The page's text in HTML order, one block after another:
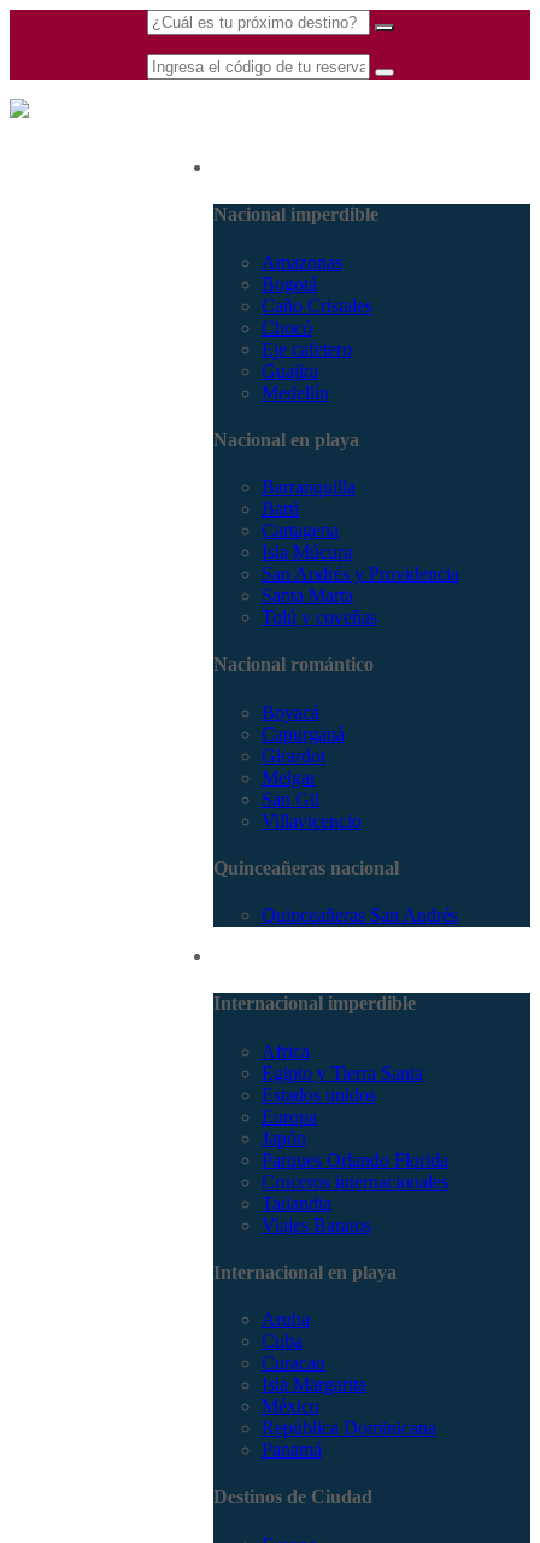
Nacional imperdible
Amazonas
Bogotá
Caño Cristales
Chocó
Eje cafetero
Guajira
Medellín
Nacional en playa
Barranquilla
Barú
Cartagena
Isla Múcura
San Andrés y Providencia
Santa Marta
Tolú y coveñas
Nacional romántico
Boyacá
Capurganá
Girardot
Melgar
San Gil
Villavicencio
Quinceañeras nacional
Quinceañeras San Andrés
Internacional imperdible
Africa
Egipto y Tierra Santa
Estados unidos
Europa
Japón
Parques Orlando Florida
Cruceros internacionales
Tailandia
Viajes Baratos
Internacional en playa
Aruba
Cuba
Curacao
Isla Margarita
México
República Dominicana
Panamá
Destinos de Ciudad